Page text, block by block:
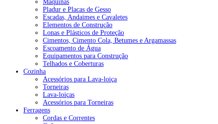
Máquinas
Pladur e Placas de Gesso
Escadas, Andaimes e Cavaletes
Elementos de Construção
Lonas e Plásticos de Proteção
Cimentos, Cimento Cola, Betumes e Argamassas
Escoamento de Água
Equipamentos para Construção
Telhados e Coberturas
Cozinha
Acessórios para Lava-loiça
Torneiras
Lava-loiças
Acessórios para Torneiras
Ferragens
Cordas e Correntes